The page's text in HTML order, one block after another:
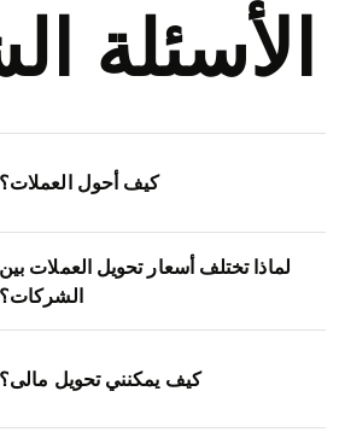
الأسئلة
كيف أحول العملات؟
لماذا تختلف أسعار تحويل العملات بين
الشركات؟
كيف يمكنني تحويل مالى؟